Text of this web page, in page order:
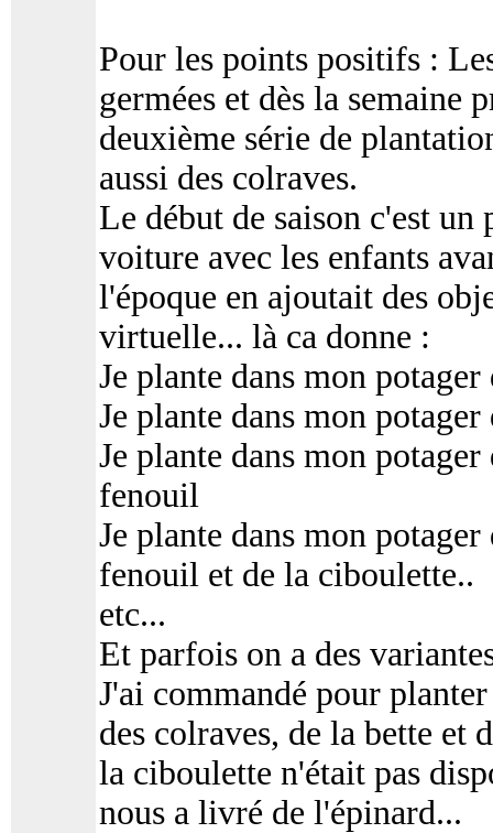
Pour les points positifs :
germées et dès la semaine
deuxième série de
aussi des colraves.
Le début de saison c'est
voiture avec les enfants
l'époque en ajoutait des
virtuelle... là ca donne :
Je plante dans mon potager
Je plante dans mon
Je plante dans mon
fenouil
Je plante dans mon
fenouil et de la ciboulette..
etc...
Et parfois on a des
J'ai commandé pour
des colraves, de la bette et
la ciboulette n'était pas
nous a livré de l'épinard...